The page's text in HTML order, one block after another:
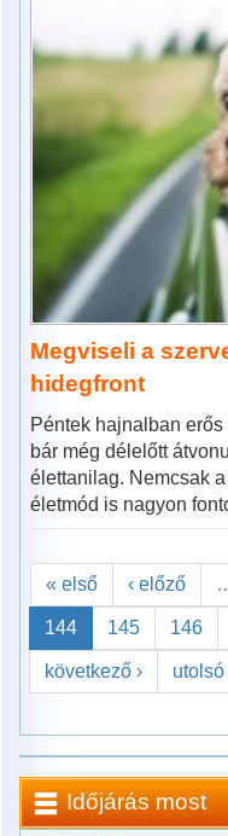
Megviseli a
hidegfront
Péntek hajnalban
bár még délelőtt
élettanilag. Nemcsak
életmód is nagyon
« első ‹ előző
144 145 146
következő › utolsó
Időjárás most